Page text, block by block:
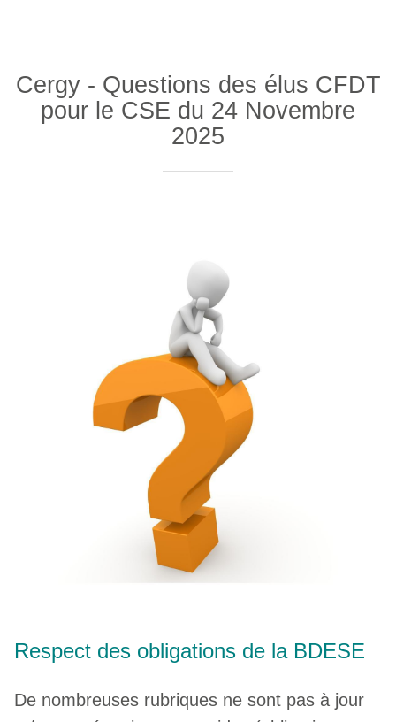
Cergy - Questions des élus CFDT
pour le CSE du 24 Novembre
2025
Respect des obligations de la BDESE
De nombreuses rubriques ne sont pas à jour